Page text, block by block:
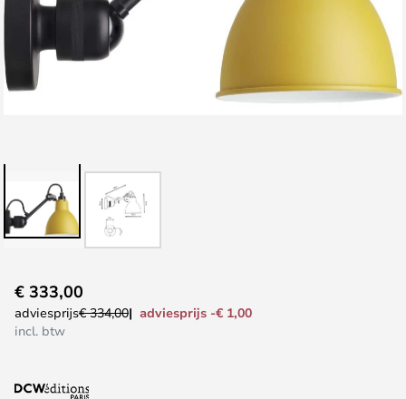
naar
het
de
€ 333,00
adviesprijs€ 334,00
adviesprijs -€ 1,00
incl. btw